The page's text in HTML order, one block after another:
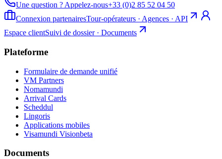
Une question ? Appelez-nous+33 (0)2 85 52 04 50
Connexion partenairesTour-opérateurs · Agences · API
Espace clientSuivi de dossier · Documents
Plateforme
Formulaire de demande unifié
VM Partners
Nomamundi
Arrival Cards
Scheddul
Lingoris
Applications mobiles
Visamundi Visionbeta
Documents